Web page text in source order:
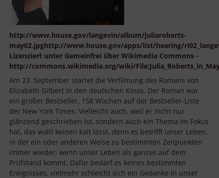
http://www.house.gov/langevin/album/juliaroberts-
may02.jpghttp://www.house.gov/apps/list/hearing/
Lizenziert unter Gemeinfrei über Wikimedia Commons -
http://commons.wikimedia.org/wiki/
Am 23. September startet die Verfilmung des Romans von
Elizabeth Gilbert in den deutschen Kinos. Der Roman war
ein großer Bestseller, 158 Wochen auf der Bestseller-Liste
der New York Times. Vielleicht auch, weil er nicht nur
glänzend geschrieben ist, sondern auch ein Thema im Fokus
hat, das wohl keinen kalt lässt, denn es betrifft unser Leben,
in der ein oder anderen Weise zu bestimmten Zeitpunkten
immer wieder, wenn unser Leben als ganzes auf dem
Prüfstand kommt. Dafür bedarf es keines bestimmten
Ereignisses, vielmehr schleicht sich ein Gedanke in unser